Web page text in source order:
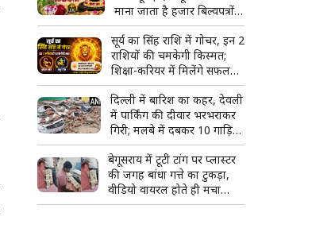
माना जाता है हजार बिल्वपत्रों
के बराबर
सूर्य का सिंह राशि में गोचर, इन 2
राशियों की चमकेगी किस्मत;
शिक्षा-करियर में मिलेंगे सफलता
के नए मौके
दिल्ली में बारिश का कहर, देवली
में पार्किंग की दीवार भरभराकर
गिरी; मलबे में दबकर 10 गाड़ियां
क्षतिग्रस्त
बेगूसराय में टूटी टांग पर प्लास्टर
की जगह बांधा गत्ते का टुकड़ा,
वीडियो वायरल होते ही मचा
हड़कंप; जांच के आदेश